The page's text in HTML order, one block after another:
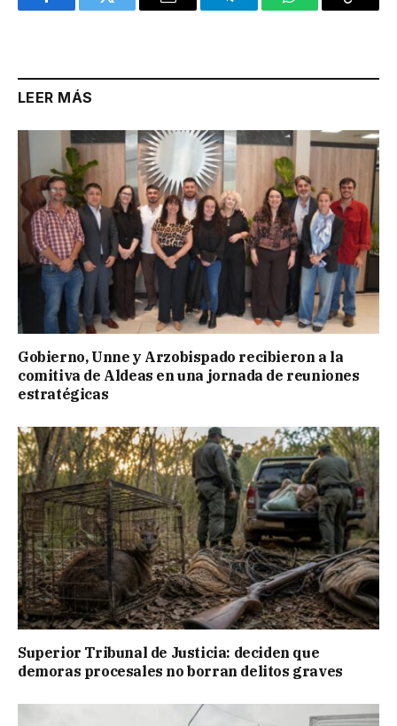
FacebookTwitter Email TelegramWhatsAppCopy
LEER MÁS
Gobierno, Unne y Arzobispado recibieron a la
comitiva de Aldeas en una jornada de reuniones
estratégicas
Superior Tribunal de Justicia: deciden que
demoras procesales no borran delitos graves